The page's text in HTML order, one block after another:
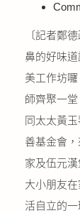
〔記者鄭
鼻的好味
美工作坊
師齊聚一
同太太黃
善基金會
家及伍元
大小朋友
活自立的